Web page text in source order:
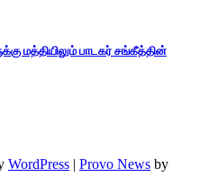
மத்தியிலும் பாடகர் சங்கீத்தின்
WordPress | Provo News by